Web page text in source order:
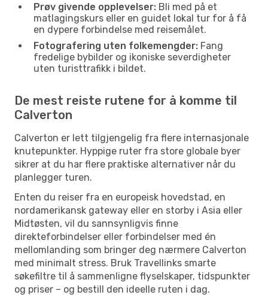
Prøv givende opplevelser: Bli med på et
matlagingskurs eller en guidet lokal tur for å få
en dypere forbindelse med reisemålet.
Fotografering uten folkemengder: Fang
fredelige bybilder og ikoniske severdigheter
uten turisttrafikk i bildet.
De mest reiste rutene for å komme til
Calverton
Calverton er lett tilgjengelig fra flere internasjonale
knutepunkter. Hyppige ruter fra store globale byer
sikrer at du har flere praktiske alternativer når du
planlegger turen.
Enten du reiser fra en europeisk hovedstad, en
nordamerikansk gateway eller en storby i Asia eller
Midtøsten, vil du sannsynligvis finne
direkteforbindelser eller forbindelser med én
mellomlanding som bringer deg nærmere Calverton
med minimalt stress. Bruk Travellinks smarte
søkefiltre til å sammenligne flyselskaper, tidspunkter
og priser – og bestill den ideelle ruten i dag.